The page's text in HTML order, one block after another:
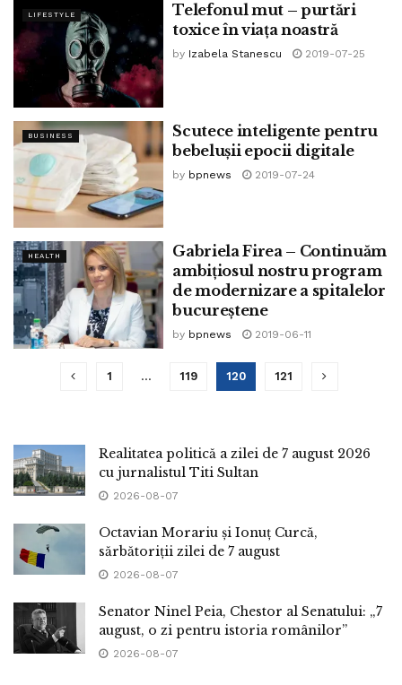
LIFESTYLE
Telefonul mut – purtări
toxice în viața noastră
by Izabela Stanescu 2019-07-25
BUSINESS
Scutece inteligente pentru
bebelușii epocii digitale
by bpnews 2019-07-24
HEALTH
Gabriela Firea – Continuăm
ambițiosul nostru program
de modernizare a spitalelor
bucureștene
by bpnews 2019-06-11
1 … 119 120 121
Realitatea politică a zilei de 7 august 2026
cu jurnalistul Titi Sultan
2026-08-07
Octavian Morariu și Ionuț Curcă,
sărbătoriții zilei de 7 august
2026-08-07
Senator Ninel Peia, Chestor al Senatului: „7
august, o zi pentru istoria românilor”
2026-08-07